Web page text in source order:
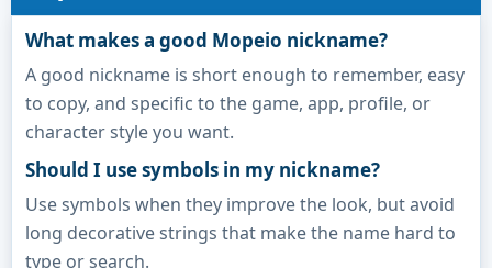
What makes a good Mopeio nickname?
A good nickname is short enough to remember, easy
to copy, and specific to the game, app, profile, or
character style you want.
Should I use symbols in my nickname?
Use symbols when they improve the look, but avoid
long decorative strings that make the name hard to
type or search.